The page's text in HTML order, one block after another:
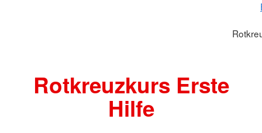
Rotkreuzkurs Erste
Hilfe